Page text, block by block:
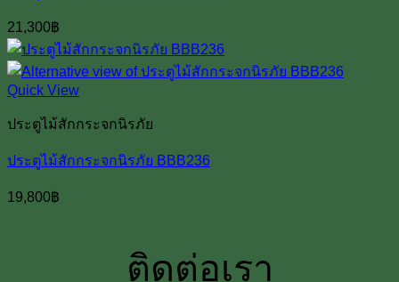
21,300฿
Quick View
ประตูไม้สักกระจกนิรภัย
ประตูไม้สักกระจกนิรภัย BBB236
19,800฿
ติดต่อเรา